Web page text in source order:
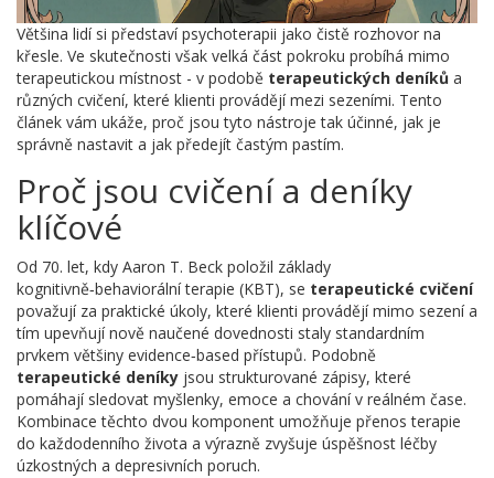
Většina lidí si představí psychoterapii jako čistě rozhovor na
křesle. Ve skutečnosti však velká část pokroku probíhá mimo
terapeutickou místnost - v podobě terapeutických deníků a
různých cvičení, které klienti provádějí mezi sezeními. Tento
článek vám ukáže, proč jsou tyto nástroje tak účinné, jak je
správně nastavit a jak předejít častým pastím.
Proč jsou cvičení a deníky
klíčové
Od 70. let, kdy Aaron T. Beck položil základy
kognitivně‑behaviorální terapie (KBT), se terapeutické cvičení
považují za praktické úkoly, které klienti provádějí mimo sezení a
tím upevňují nově naučené dovednosti staly standardním
prvkem většiny evidence‑based přístupů. Podobně
terapeutické deníky jsou strukturované zápisy, které
pomáhají sledovat myšlenky, emoce a chování v reálném čase.
Kombinace těchto dvou komponent umožňuje přenos terapie
do každodenního života a výrazně zvyšuje úspěšnost léčby
úzkostných a depresivních poruch.